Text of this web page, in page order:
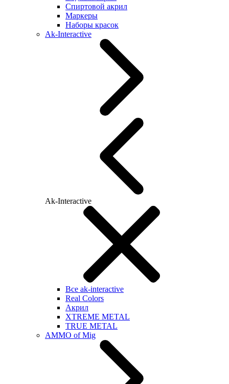
Спиртовой акрил
Маркеры
Наборы красок
Ak-Interactive
Ak-Interactive
Все ak-interactive
Real Colors
Акрил
XTREME METAL
TRUE METAL
AMMO of Mig